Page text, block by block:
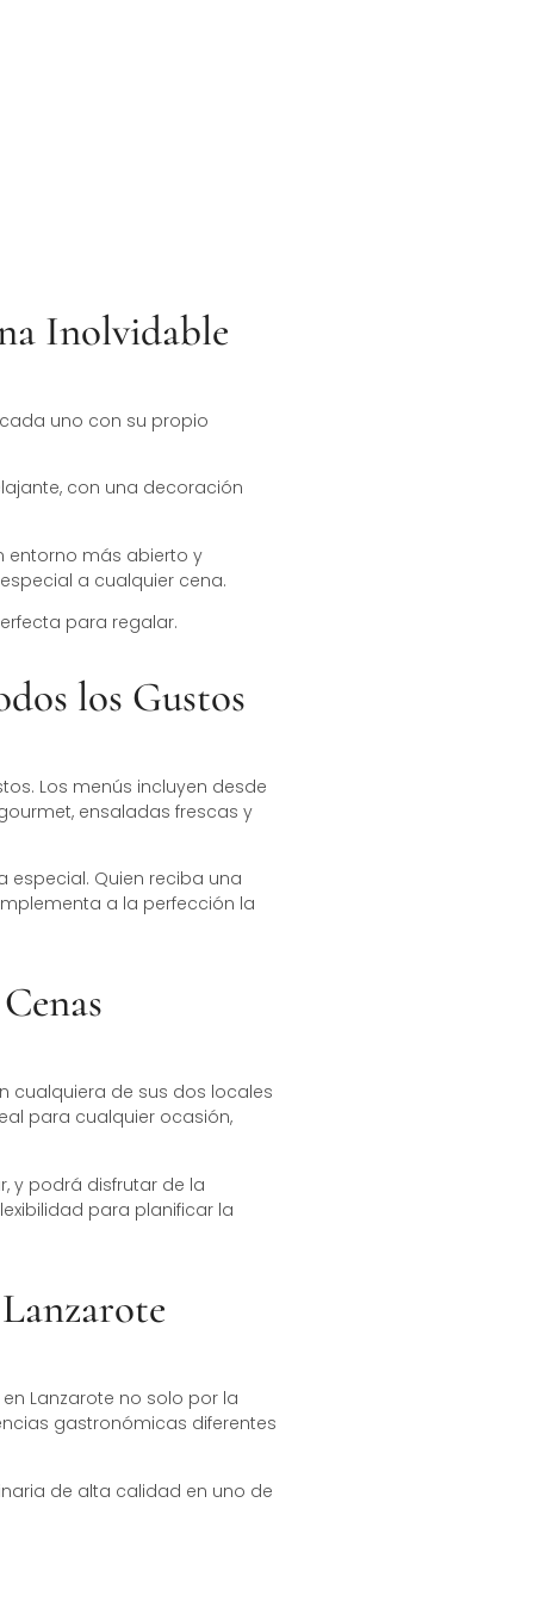
Inolvidable
uno con su propio
con una decoración
entorno más abierto y
a cualquier cena.
para regalar.
los Gustos
Los menús incluyen desde
ensaladas frescas y
Quien reciba una
a la perfección la
cualquiera de sus dos locales
para cualquier ocasión,
y podrá disfrutar de la
para planificar la
Lanzarote no solo por la
gastronómicas diferentes
de alta calidad en uno de